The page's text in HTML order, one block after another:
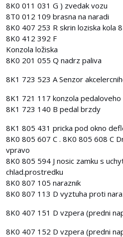
8K0 011 031 G ) zvedak vozu
8T0 012 109 brasna na naradi
8K0 407 253 R skrin loziska kola
8K0 412 392 F
Konzola ložiska
8K0 201 055 Q nadrz paliva
8K1 723 523 A Senzor
8K1 721 117 konzola
8K1 723 140 B pedal brzdy
8K1 805 431 pricka pod okno
8K0 805 607 C . 8K0 805 608 C
vpravo
8K0 805 594 J nosic zamku s
chlad.prostredku
8K0 807 105 naraznik
8K0 807 113 D vyztuha proti
8K0 407 151 D vzpera (predni
8K0 407 152 D vzpera (predni